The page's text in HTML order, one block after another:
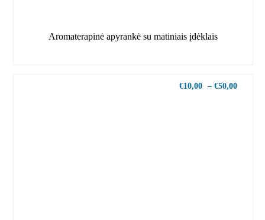
Aromaterapinė apyrankė su matiniais įdėklais
€10,00 – €50,00